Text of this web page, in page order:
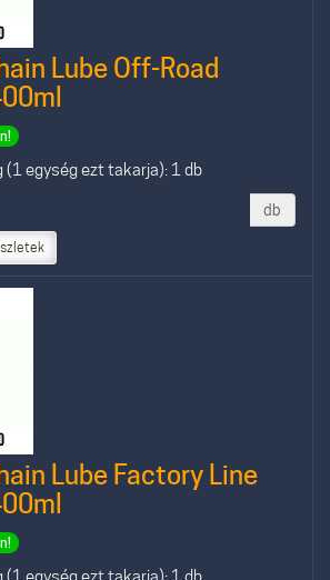
Lube Off-Road
(1 egység ezt takarja): 1 db
db
Lube Factory Line